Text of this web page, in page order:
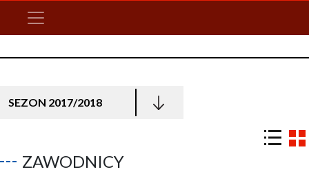
SEZON 2017/2018
ZAWODNICY